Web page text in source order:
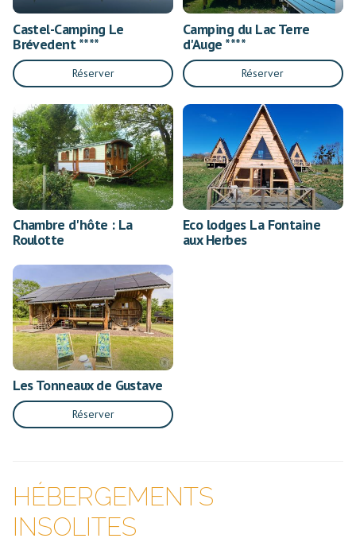
Castel-Camping Le
Brévedent ****
Réserver
Camping du Lac Terre
d'Auge ****
Réserver
Chambre d'hôte : La
Roulotte
Eco lodges La Fontaine
aux Herbes
Les Tonneaux de Gustave
Réserver
HÉBERGEMENTS
INSOLITES